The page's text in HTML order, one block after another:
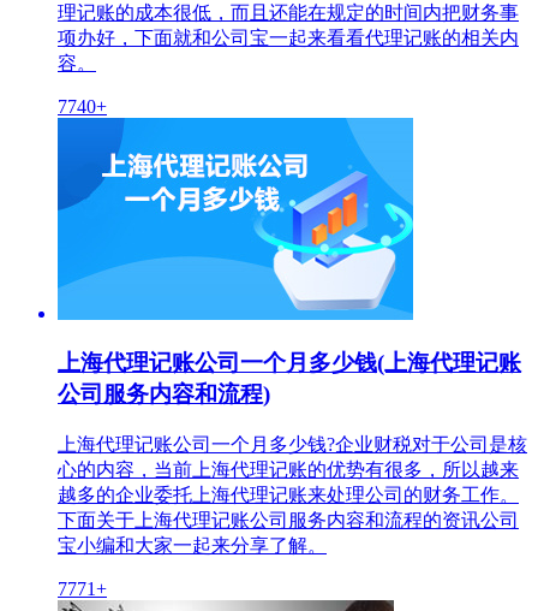
理记账的成本很低，而且还能在规定的时间内把财务事
项办好，下面就和公司宝一起来看看代理记账的相关内
容。
7740+
上海代理记账公司一个月多少钱(上海代理记账
公司服务内容和流程)
上海代理记账公司一个月多少钱?企业财税对于公司是核
心的内容，当前上海代理记账的优势有很多，所以越来
越多的企业委托上海代理记账来处理公司的财务工作。
下面关于上海代理记账公司服务内容和流程的资讯公司
宝小编和大家一起来分享了解。
7771+